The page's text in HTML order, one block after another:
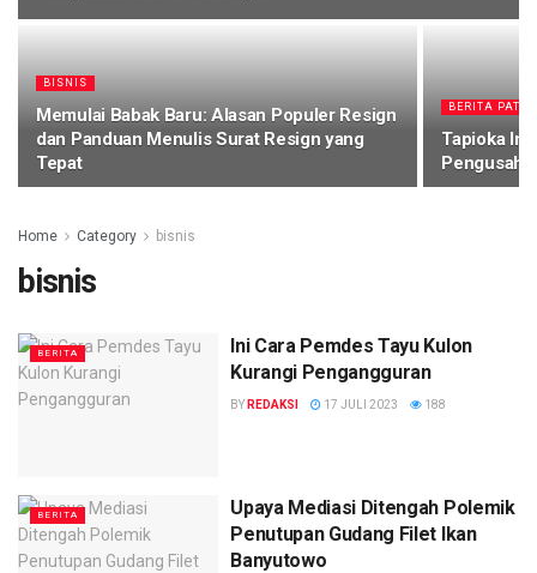
BISNIS
Memulai Babak Baru: Alasan Populer Resign
dan Panduan Menulis Surat Resign yang
Tepat
BERITA PATI
Tapioka
Home Category bisnis
bisnis
BERITA
Ini Cara Pemdes Tayu Kulon
Kurangi Pengangguran
BY REDAKSI 17 JULI 2023 188
BERITA
Upaya Mediasi Ditengah Polemik
Penutupan Gudang Filet Ikan
Banyutowo